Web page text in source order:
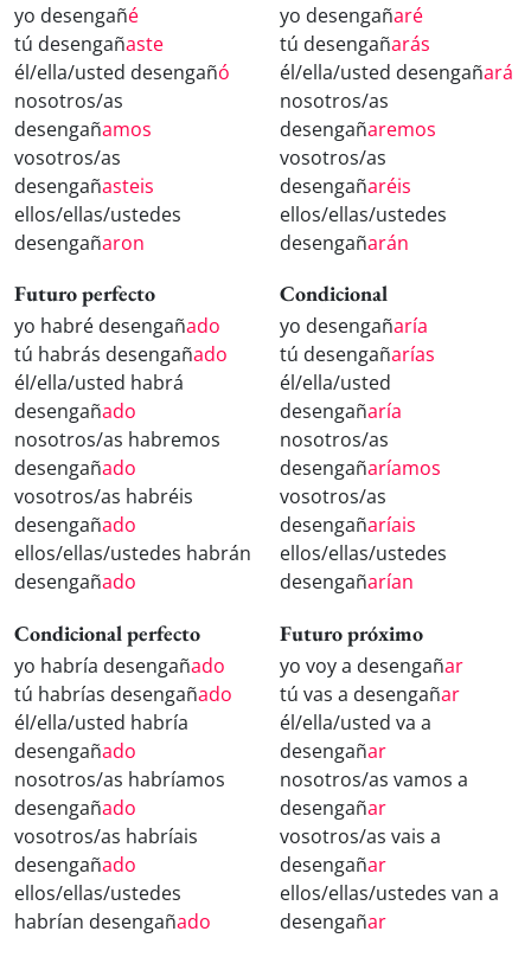
yo desengañé
tú desengañaste
él/ella/usted desengañó
nosotros/as
desengañamos
vosotros/as
desengañasteis
ellos/ellas/ustedes
desengañaron
yo desengañaré
tú desengañarás
él/ella/usted desengañará
nosotros/as
desengañaremos
vosotros/as
desengañaréis
ellos/ellas/ustedes
desengañarán
Futuro perfecto
yo habré desengañado
tú habrás desengañado
él/ella/usted habrá
desengañado
nosotros/as habremos
desengañado
vosotros/as habréis
desengañado
ellos/ellas/ustedes habrán
desengañado
Condicional
yo desengañaría
tú desengañarías
él/ella/usted
desengañaría
nosotros/as
desengañaríamos
vosotros/as
desengañaríais
ellos/ellas/ustedes
desengañarían
Condicional perfecto
yo habría desengañado
tú habrías desengañado
él/ella/usted habría
desengañado
nosotros/as habríamos
desengañado
vosotros/as habríais
desengañado
ellos/ellas/ustedes
habrían desengañado
Futuro próximo
yo voy a desengañar
tú vas a desengañar
él/ella/usted va a
desengañar
nosotros/as vamos a
desengañar
vosotros/as vais a
desengañar
ellos/ellas/ustedes van a
desengañar